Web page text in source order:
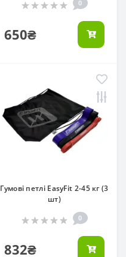
0
650₴
Гумові петлі EasyFit 2-45 кг (3
шт)
0
832₴